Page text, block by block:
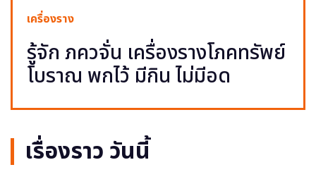
เครื่องราง
รู้จัก ภควจั่น เครื่องรางโภคทรัพย์
โบราณ พกไว้ มีกิน ไม่มีอด
เรื่องราว วันนี้